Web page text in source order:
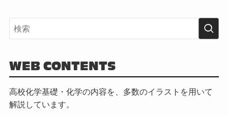
WEB CONTENTS
高校化学基礎・化学の内容を、多数のイラストを用いて
解説しています。